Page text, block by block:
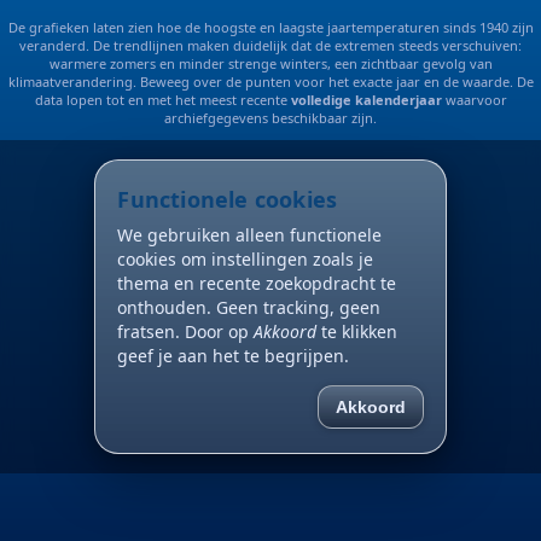
De grafieken laten zien hoe de hoogste en laagste jaartemperaturen sinds 1940 zijn
veranderd. De trendlijnen maken duidelijk dat de extremen steeds verschuiven:
warmere zomers en minder strenge winters, een zichtbaar gevolg van
klimaatverandering. Beweeg over de punten voor het exacte jaar en de waarde. De
data lopen tot en met het meest recente volledige kalenderjaarwaarvoor
archiefgegevens beschikbaar zijn.
Functionele cookies
We gebruiken alleen functionele
cookies om instellingen zoals je
thema en recente zoekopdracht te
onthouden. Geen tracking, geen
fratsen. Door opAkkoordte klikken
geef je aan het te begrijpen.
Akkoord